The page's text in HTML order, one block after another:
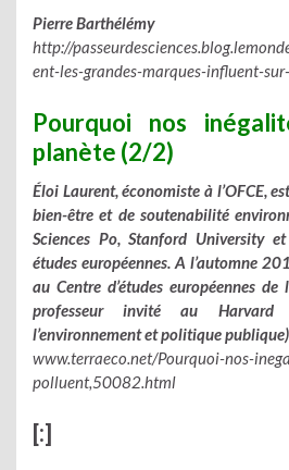
Pierre Barthélémy
http://
ent-les-grandes-marques-influent-
Pourquoi nos
planète (2/2)
Éloi Laurent, économiste à l’OFCE,
bien-être et de soutenabilité
Sciences Po, Stanford University
études européennes. A l’automne
au Centre d’études européennes de
professeur invité au Harvard
l’environnement et politique publique).
www.terraeco.net/Pourquoi-nos-
polluent,50082.html
[:]